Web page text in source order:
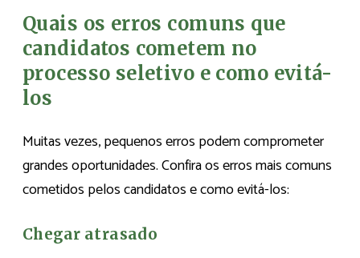
Quais os erros comuns que
candidatos cometem no
processo seletivo e como evitá-
los
Muitas vezes, pequenos erros podem comprometer
grandes oportunidades. Confira os erros mais comuns
cometidos pelos candidatos e como evitá-los:
Chegar atrasado